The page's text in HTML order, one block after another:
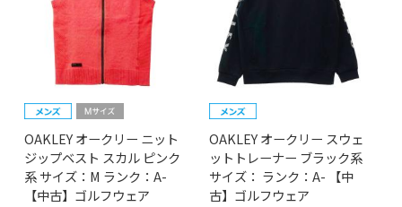
OAKLEY オークリー ニット
ジップベスト スカル ピンク
系 サイズ：M ランク：A-
【中古】ゴルフウェア
OAKLEY オークリー スウェ
ットトレーナー ブラック系
サイズ： ランク：A- 【中
古】ゴルフウェア